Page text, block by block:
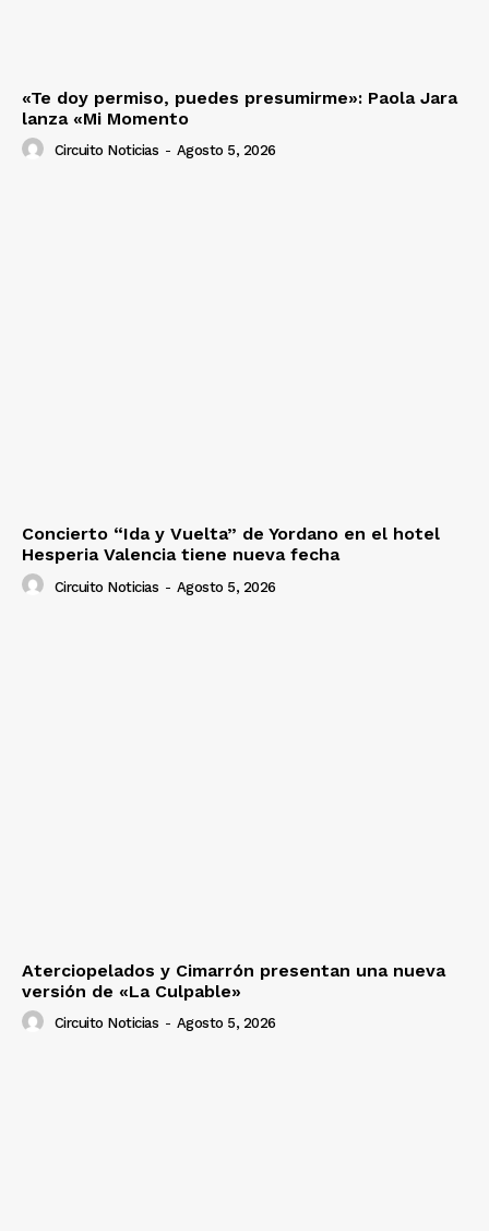
«Te doy permiso, puedes presumirme»: Paola Jara
lanza «Mi Momento
Circuito Noticias - Agosto 5, 2026
Concierto “Ida y Vuelta” de Yordano en el hotel
Hesperia Valencia tiene nueva fecha
Circuito Noticias - Agosto 5, 2026
Aterciopelados y Cimarrón presentan una nueva
versión de «La Culpable»
Circuito Noticias - Agosto 5, 2026